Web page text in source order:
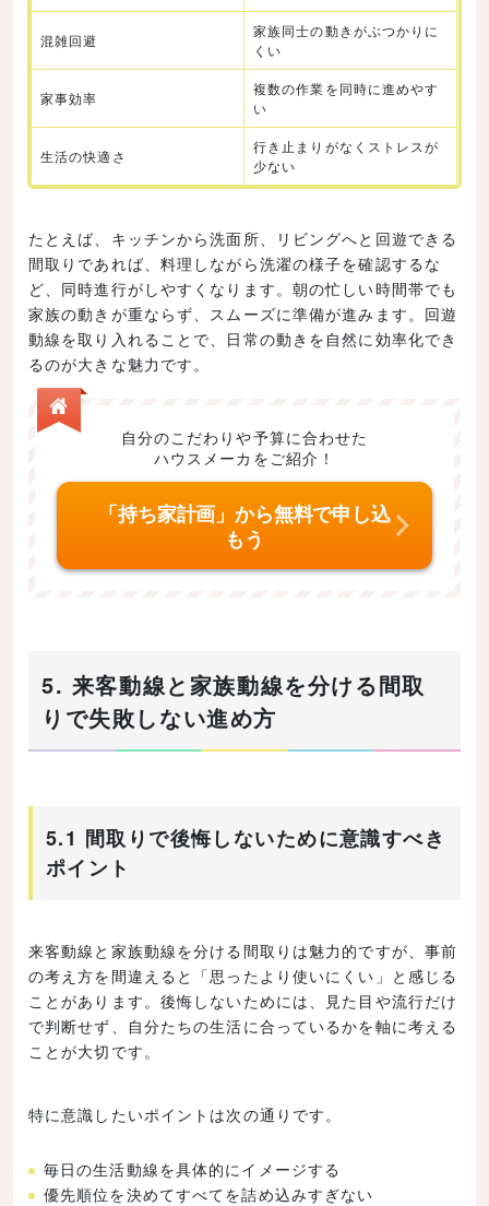
混雑回避
家族同士の動きがぶつかりに
くい
家事効率
複数の作業を同時に進めやす
い
生活の快適さ
行き止まりがなくストレスが
少ない
たとえば、キッチンから洗面所、リビングへと回遊できる
間取りであれば、料理しながら洗濯の様子を確認するな
ど、同時進行がしやすくなります。朝の忙しい時間帯でも
家族の動きが重ならず、スムーズに準備が進みます。回遊
動線を取り入れることで、日常の動きを自然に効率化でき
るのが大きな魅力です。
自分のこだわりや予算に合わせた
ハウスメーカをご紹介！
「持ち家計画」から無料で申し込
もう
5. 来客動線と家族動線を分ける間取
りで失敗しない進め方
5.1 間取りで後悔しないために意識すべき
ポイント
来客動線と家族動線を分ける間取りは魅力的ですが、事前
の考え方を間違えると「思ったより使いにくい」と感じる
ことがあります。後悔しないためには、見た目や流行だけ
で判断せず、自分たちの生活に合っているかを軸に考える
ことが大切です。
特に意識したいポイントは次の通りです。
毎日の生活動線を具体的にイメージする
優先順位を決めてすべてを詰め込みすぎない